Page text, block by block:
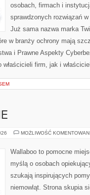
osobach, firmach i
sprawdzonych rozwiązań
Już sama nazwa marka
w branży ochrony mają
i Prawne Aspekty
właścicieli firm, jak i
MOŻLIWOŚĆ
Wallaboo to pomocne
myślą o osobach
szukają inspirujących
niemowląt. Strona skupia